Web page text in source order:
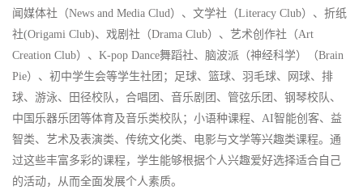
闻媒体社（News and Media Clud）、文学社（Literacy Club）、折纸
社(Origami Club)、戏剧社（Drama Club）、艺术创作社（Art
Creation Club）、K-pop Dance舞蹈社、脑波派（神经科学）（Brain
Pie）、初中学生会等学生社团；足球、篮球、羽毛球、网球、排
球、游泳、田径校队，合唱团、音乐剧团、管弦乐团、钢琴校队、
中国乐器乐团等体育及音乐类校队；小语种课程、AI智能创客、益
智类、艺术及表演类、传统文化类、电影与文学等兴趣类课程。通
过这些丰富多彩的课程，学生能够根据个人兴趣爱好选择适合自己
的活动，从而全面发展个人素质。